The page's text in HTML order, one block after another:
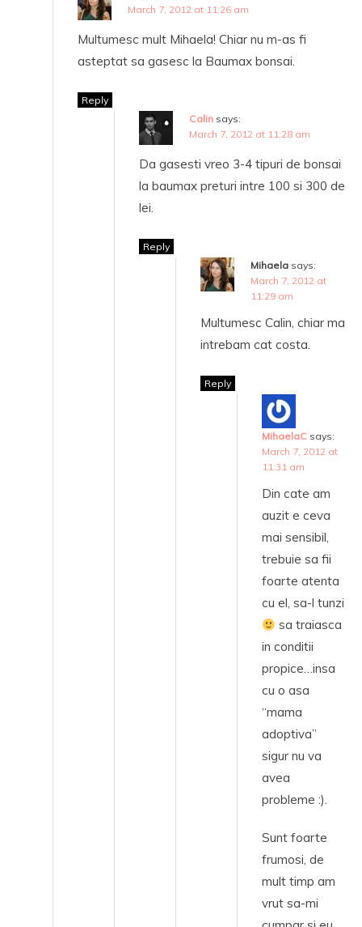
March 7, 2012 at 11:26 am
Multumesc mult Mihaela! Chiar nu m-as fi
asteptat sa gasesc la Baumax bonsai.
Reply
Calin says:
March 7, 2012 at 11:28 am
Da gasesti vreo 3-4 tipuri de bonsai
la baumax preturi intre 100 si 300 de
lei.
Reply
Mihaela says:
March 7, 2012 at
11:29 am
Multumesc Calin, chiar ma
intrebam cat costa.
Reply
MihaelaC says:
March 7, 2012 at
11:31 am
Din cate am
auzit e ceva
mai sensibil,
trebuie sa fii
foarte atenta
cu el, sa-l tunzi
sa traiasca
in conditii
propice…insa
cu o asa
“mama
adoptiva”
sigur nu va
avea
probleme :).
Sunt foarte
frumosi, de
mult timp am
vrut sa-mi